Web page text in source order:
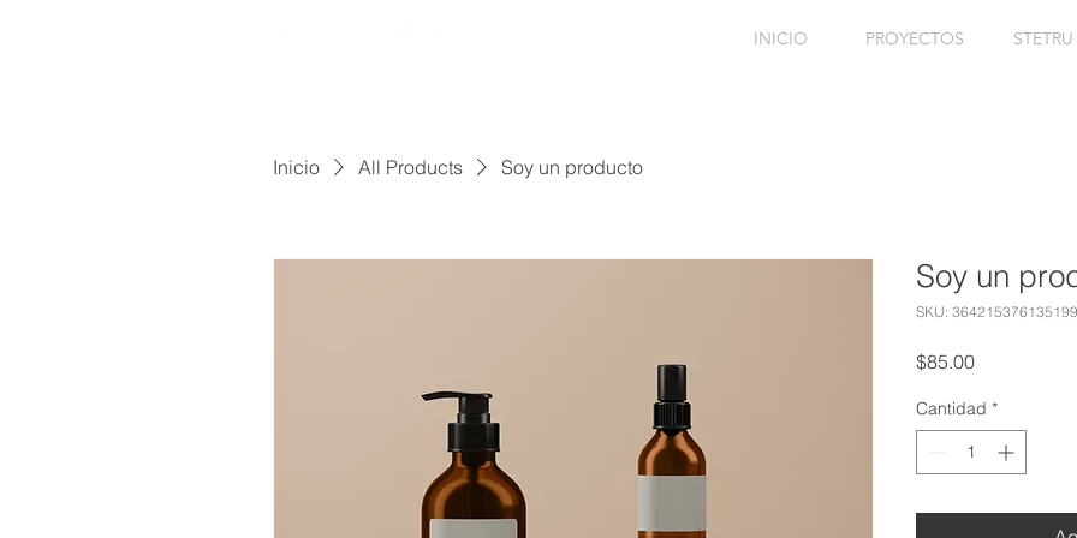
INICIO PROYECTOS STETRU
Inicio All Products Soy un producto
Soy un
SKU: 364215376135199
$85.00Precio
Cantidad *